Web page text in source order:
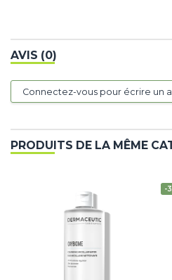
AVIS (0)
Connectez-vous pour écrire un
PRODUITS DE LA MÊME
-